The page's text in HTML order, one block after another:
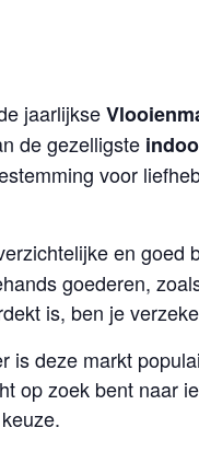
jaarlijkse
de gezelligste
voor
en goed
goederen,
is, ben je
deze markt
op zoek bent naar